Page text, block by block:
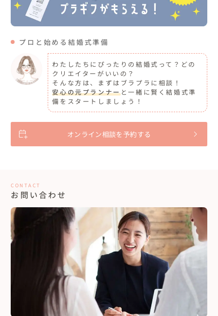
プロと始める結婚式準備
わたしたちにぴったりの結婚式って？どの
クリエイターがいいの？
そんな方は、まずはブラプラに相談！
安心の元プランナーと一緒に賢く結婚式準
備をスタートしましょう！
オンライン相談を予約する
CONTACT
お問い合わせ